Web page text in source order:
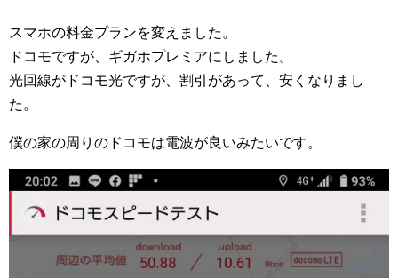
スマホの料金プランを変えました。
ドコモですが、ギガホプレミアにしました。
光回線がドコモ光ですが、割引があって、安くなりまし
た。
僕の家の周りのドコモは電波が良いみたいです。